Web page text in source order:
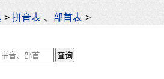
>拼音表 、部首表 >